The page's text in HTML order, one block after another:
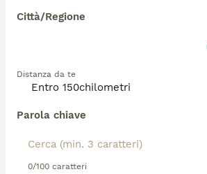
Città/Regione
Distanza da te
Parola chiave
0/100 caratteri